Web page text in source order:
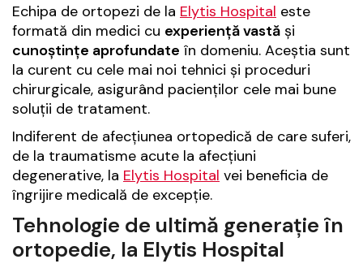
Echipa de ortopezi de la Elytis Hospital este
formată din medici cu experiență vastă și
cunoștințe aprofundate în domeniu. Aceștia sunt
la curent cu cele mai noi tehnici și proceduri
chirurgicale, asigurând pacienților cele mai bune
soluții de tratament.
Indiferent de afecțiunea ortopedică de care suferi,
de la traumatisme acute la afecțiuni
degenerative, la Elytis Hospital vei beneficia de
îngrijire medicală de excepție.
Tehnologie de ultimă generație în
ortopedie, la Elytis Hospital